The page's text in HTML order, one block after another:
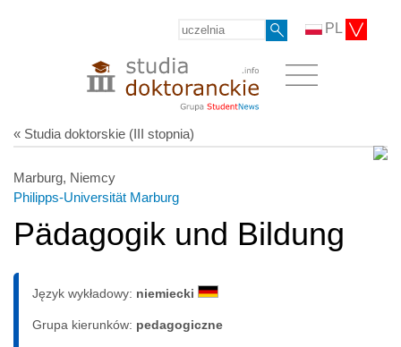
PL
« Studia doktorskie (III stopnia)
Marburg, Niemcy
Philipps-Universität Marburg
Pädagogik und Bildung
Język wykładowy: niemiecki
Grupa kierunków: pedagogiczne